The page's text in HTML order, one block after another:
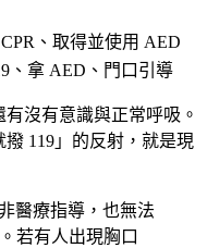
、取得並使用 AED
、拿 AED、門口引導
有沒有意識與正常呼吸 。
119」的反射，就是現
醫療指導，也無法
若有人出現胸口